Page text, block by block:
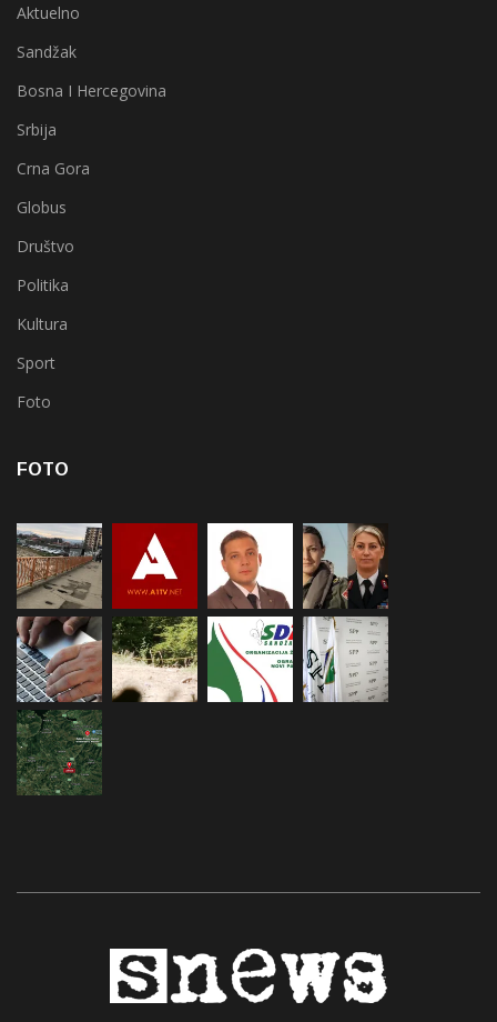
Aktuelno
Sandžak
Bosna I Hercegovina
Srbija
Crna Gora
Globus
Društvo
Politika
Kultura
Sport
Foto
FOTO